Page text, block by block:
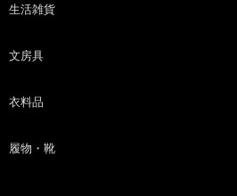
生活雑貨
文房具
衣料品
履物・靴